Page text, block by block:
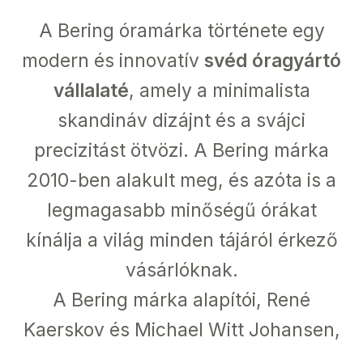
A Bering óramárka története egy
modern és innovatív svéd óragyártó
vállalaté, amely a minimalista
skandináv dizájnt és a svájci
precizitást ötvözi. A Bering márka
2010-ben alakult meg, és azóta is a
legmagasabb minőségű órákat
kínálja a világ minden tájáról érkező
vásárlóknak.
A Bering márka alapítói, René
Kaerskov és Michael Witt Johansen,